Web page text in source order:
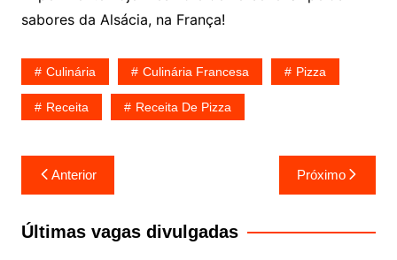
sabores da Alsácia, na França!
Culinária Culinária Francesa Pizza
Receita Receita De Pizza
Navegação
de
Post
Anterior Próximo
Últimas vagas divulgadas